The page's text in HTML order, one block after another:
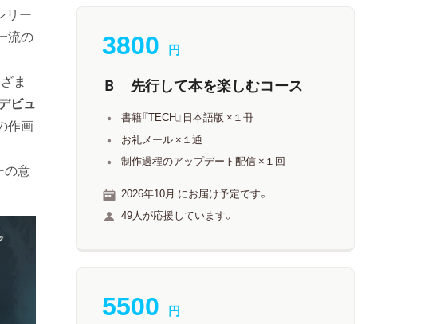
リー
流の
ま
ビュ
作画
の意
3800 円
Ｂ 先行して本を楽しむコース
書籍『TECH』日本語版 ×１冊
お礼メール ×１通
制作過程のアップデート配信 ×１回
2026年10月 にお届け予定です。
49人が応援しています。
5500 円